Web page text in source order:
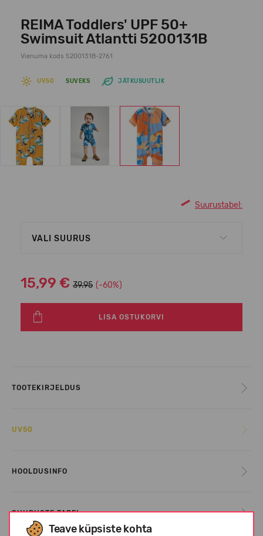
Teave küpsiste kohta
REIMA Toddlers' UPF 50+
Swimsuit Atlantti 5200131B
Vienuma kods 5200131B-2761
UV50 SUVEKS JÄTKUSUUTLIK
Suurustabel:
VALI SUURUS
15,99 € 39.95 (-60%)
LISA OSTUKORVI
TOOTEKIRJELDUS
UV50
HOOLDUSINFO
SUURUSTE TABEL